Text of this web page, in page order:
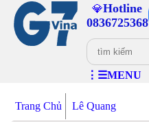
💎Hotline
0836725368
⋮☰MENU
Trang Chủ Lê Quang